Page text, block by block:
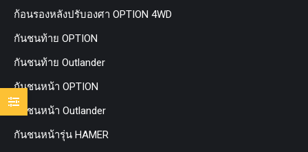
ก้อนรองหลังปรับองศา OPTION 4WD
กันชนท้าย OPTION
กันชนท้าย Outlander
กันชนหน้า OPTION
กันชนหน้า Outlander
กันชนหน้ารุ่น HAMER